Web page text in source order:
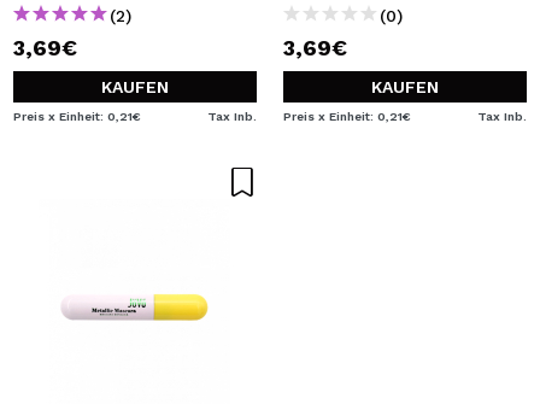
(2)
3,69€
KAUFEN
Preis x Einheit: 0,21€ Tax Inb.
(0)
3,69€
KAUFEN
Preis x Einheit: 0,21€ Tax Inb.